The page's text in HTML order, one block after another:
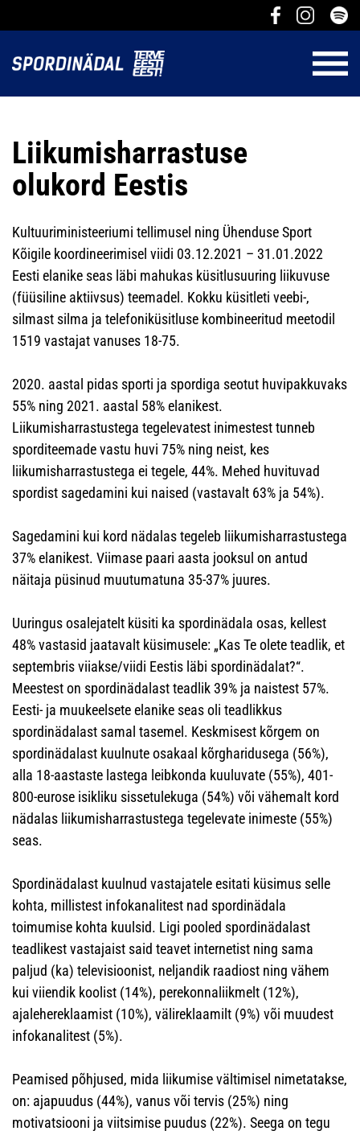
Liikumisharrastuse
olukord Eestis
Kultuuriministeeriumi tellimusel ning Ühenduse Sport
Kõigile koordineerimisel viidi 03.12.2021 – 31.01.2022
Eesti elanike seas läbi mahukas küsitlusuuring liikuvuse
(füüsiline aktiivsus) teemadel. Kokku küsitleti veebi-,
silmast silma ja telefoniküsitluse kombineeritud meetodil
1519 vastajat vanuses 18-75.
2020. aastal pidas sporti ja spordiga seotut huvipakkuvaks
55% ning 2021. aastal 58% elanikest.
Liikumisharrastustega tegelevatest inimestest tunneb
sporditeemade vastu huvi 75% ning neist, kes
liikumisharrastustega ei tegele, 44%. Mehed huvituvad
spordist sagedamini kui naised (vastavalt 63% ja 54%).
Sagedamini kui kord nädalas tegeleb liikumisharrastustega
37% elanikest. Viimase paari aasta jooksul on antud
näitaja püsinud muutumatuna 35-37% juures.
Uuringus osalejatelt küsiti ka spordinädala osas, kellest
48% vastasid jaatavalt küsimusele: „Kas Te olete teadlik, et
septembris viiakse/viidi Eestis läbi spordinädalat?“.
Meestest on spordinädalast teadlik 39% ja naistest 57%.
Eesti- ja muukeelsete elanike seas oli teadlikkus
spordinädalast samal tasemel. Keskmisest kõrgem on
spordinädalast kuulnute osakaal kõrgharidusega (56%),
alla 18-aastaste lastega leibkonda kuuluvate (55%), 401-
800-eurose isikliku sissetulekuga (54%) või vähemalt kord
nädalas liikumisharrastustega tegelevate inimeste (55%)
seas.
Spordinädalast kuulnud vastajatele esitati küsimus selle
kohta, millistest infokanalitest nad spordinädala
toimumise kohta kuulsid. Ligi pooled spordinädalast
teadlikest vastajaist said teavet internetist ning sama
paljud (ka) televisioonist, neljandik raadiost ning vähem
kui viiendik koolist (14%), perekonnaliikmelt (12%),
ajalehereklaamist (10%), välireklaamilt (9%) või muudest
infokanalitest (5%).
Peamised põhjused, mida liikumise vältimisel nimetatakse,
on: ajapuudus (44%), vanus või tervis (25%) ning
motivatsiooni ja viitsimise puudus (22%). Seega on tegu